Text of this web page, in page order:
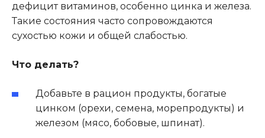
дефицит витаминов, особенно цинка и железа.
Такие состояния часто сопровождаются
сухостью кожи и общей слабостью.
Что делать?
Добавьте в рацион продукты, богатые
цинком (орехи, семена, морепродукты) и
железом (мясо, бобовые, шпинат).